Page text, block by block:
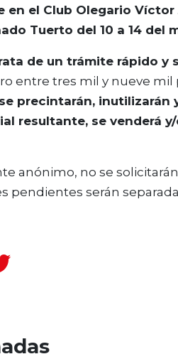
en el Club Olegario
Tuerto del 10 a 14 del
de un trámite rápido y
entre tres mil y nueve mil
se precintarán, inutilizarán
resultante, se venderá
anónimo, no se
pendientes serán